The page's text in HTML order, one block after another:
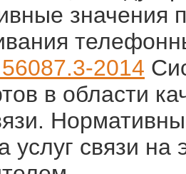
значения
2014
в области
услуг связи